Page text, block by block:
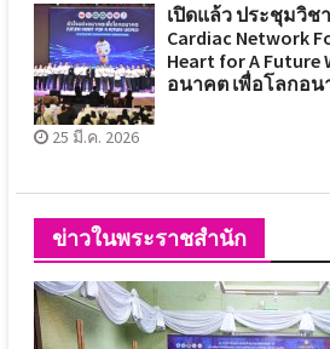
เปิดแล้ว ประชุมวิชา
Cardiac Network
Heart for A Future
อนาคต เพื่อโลกอ
25 มี.ค. 2026
ข่าวในพระราชสำนัก